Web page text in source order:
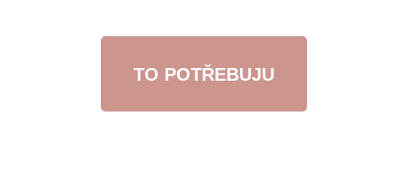
TO POTŘEBUJU